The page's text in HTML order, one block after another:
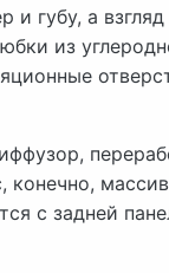
и губу, а
из
конечно,
с задней